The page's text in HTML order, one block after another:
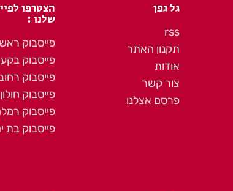
גל גפן
rss
תקנון האתר
אודות
צור קשר
פרסם אצלנו
הצטרפו
שלנו :
פייסבוק
פייסבוק
פייסבוק
פייסבוק חולון
פייסבוק
פייסבוק בת